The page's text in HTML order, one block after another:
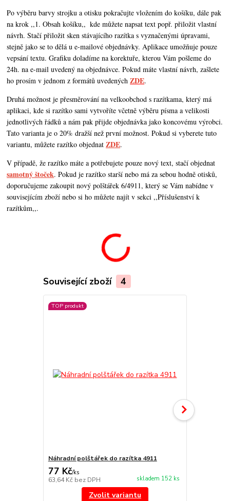
Po výběru barvy strojku a otisku pokračujte vložením do košíku, dále pak
na krok ,,1. Obsah košíku,, kde můžete napsat text popř. přiložit vlastní
návrh. Stačí přiložit sken stávajícího razítka s vyznačenými úpravami,
stejně jako se to dělá u e-mailové objednávky. Aplikace umožňuje pouze
vepsání textu. Grafiku doladíme na korektuře, kterou Vám pošleme do
24h. na e-mail uvedený na objednávce. Pokud máte vlastní návrh,zašlete
ho prosím v jednom z formátů uvedenýchZDE.
Druhá možnost je přesměrování na velkoobchod s razítkama, který má
aplikaci, kde si razítko sami vytvoříte včetně výběru písma a velikosti
jednotlivých řádků a nám pak přijde objednávka jako koncovému výrobci.
Tato varianta je o 20% dražší než první možnost. Pokud si vyberete tuto
variantu, můžete razítko objednatZDE.
V případě, že razítko máte a potřebujete pouze nový text, stačí objednat
samotný štoček. Pokud je razítko starší nebo má za sebou hodně otisků,
doporučujeme zakoupit nový polštářek 6/4911, který se Vám nabídne v
souvisejícím zboží nebo si ho můžete najít v sekci ,,Příslušenství k
razítkům,,.
Související zboží 4
TOP produkt
Náhradní polštářek do razítka 4911
77 Kč/ks
63,64 Kč bez DPH skladem 152 ks
Zvolit variantu